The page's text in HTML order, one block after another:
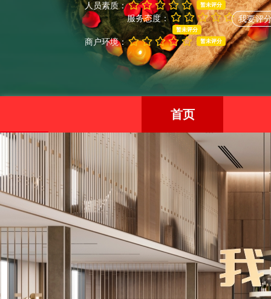
人员素质： 暂未评分
服务态度：
暂未评分
商户环境： 暂未评分
我要评
首页